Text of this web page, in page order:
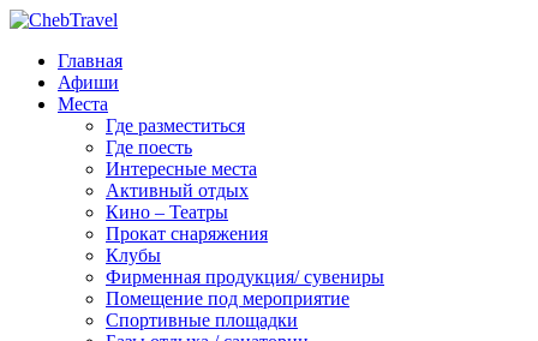
Главная
Афиши
Места
Где разместиться
Где поесть
Интересные места
Активный отдых
Кино – Театры
Прокат снаряжения
Клубы
Фирменная продукция/ сувениры
Помещение под мероприятие
Спортивные площадки